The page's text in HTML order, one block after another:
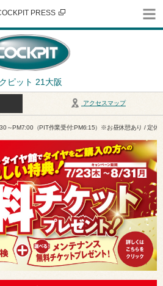
ピット 21大阪
PRESS
アクセスマップ
～PM7:00（PIT作業受付:PM6:15）※お昼休憩あり / 定休